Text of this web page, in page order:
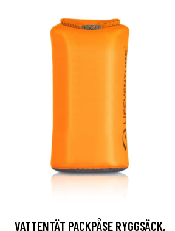
VATTENTÄT PACKPÅSE RYGGSÄCK,